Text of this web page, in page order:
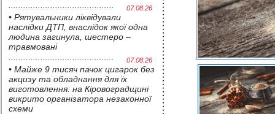
07.08.26
• Pятувальники ліквідували
наслідки ДТП, внаслідок якої одна
людина загинула, шестеро –
травмовані
07.08.26
• Майже 9 тисяч пачок цигарок без
акцизу та обладнання для їх
виготовлення: на Кіровоградщині
викрито організатора незаконної
схеми